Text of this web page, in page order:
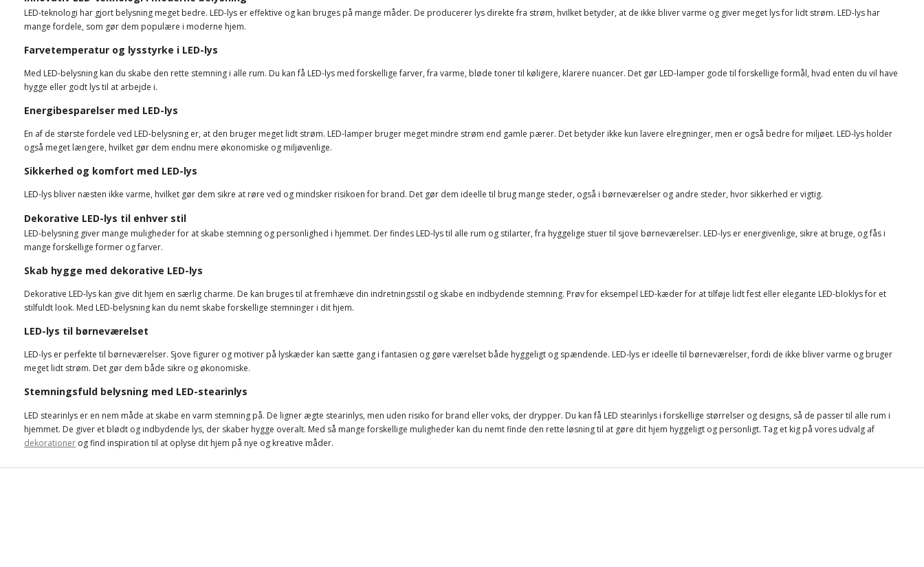
LED-teknologi har gjort belysning meget bedre. LED-lys er effektive og kan bruges på mange måder. De producerer lys direkte fra strøm, hvilket betyder, at de ikke bliver varme og giver meget lys for lidt strøm. LED-lys har
mange fordele, som gør dem populære i moderne hjem.
Farvetemperatur og lysstyrke i LED-lys
Med LED-belysning kan du skabe den rette stemning i alle rum. Du kan få LED-lys med forskellige farver, fra varme, bløde toner til køligere, klarere nuancer. Det gør LED-lamper gode til forskellige formål, hvad enten du vil have
hygge eller godt lys til at arbejde i.
Energibesparelser med LED-lys
En af de største fordele ved LED-belysning er, at den bruger meget lidt strøm. LED-lamper bruger meget mindre strøm end gamle pærer. Det betyder ikke kun lavere elregninger, men er også bedre for miljøet. LED-lys holder
også meget længere, hvilket gør dem endnu mere økonomiske og miljøvenlige.
Sikkerhed og komfort med LED-lys
LED-lys bliver næsten ikke varme, hvilket gør dem sikre at røre ved og mindsker risikoen for brand. Det gør dem ideelle til brug mange steder, også i børneværelser og andre steder, hvor sikkerhed er vigtig.
Dekorative LED-lys til enhver stil
LED-belysning giver mange muligheder for at skabe stemning og personlighed i hjemmet. Der findes LED-lys til alle rum og stilarter, fra hyggelige stuer til sjove børneværelser. LED-lys er energivenlige, sikre at bruge, og fås i
mange forskellige former og farver.
Skab hygge med dekorative LED-lys
Dekorative LED-lys kan give dit hjem en særlig charme. De kan bruges til at fremhæve din indretningsstil og skabe en indbydende stemning. Prøv for eksempel LED-kæder for at tilføje lidt fest eller elegante LED-bloklys for et
stilfuldt look. Med LED-belysning kan du nemt skabe forskellige stemninger i dit hjem.
LED-lys til børneværelset
LED-lys er perfekte til børneværelser. Sjove figurer og motiver på lyskæder kan sætte gang i fantasien og gøre værelset både hyggeligt og spændende. LED-lys er ideelle til børneværelser, fordi de ikke bliver varme og bruger
meget lidt strøm. Det gør dem både sikre og økonomiske.
Stemningsfuld belysning med LED-stearinlys
LED stearinlys er en nem måde at skabe en varm stemning på. De ligner ægte stearinlys, men uden risiko for brand eller voks, der drypper. Du kan få LED stearinlys i forskellige størrelser og designs, så de passer til alle rum i
hjemmet. De giver et blødt og indbydende lys, der skaber hygge overalt. Med så mange forskellige muligheder kan du nemt finde den rette løsning til at gøre dit hjem hyggeligt og personligt. Tag et kig på vores udvalg af
dekorationer og find inspiration til at oplyse dit hjem på nye og kreative måder.